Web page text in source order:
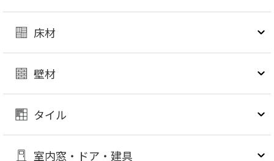
床材
壁材
タイル
室内窓・ドア・建具